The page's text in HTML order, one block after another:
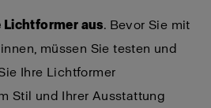
Lichtformer aus. Bevor Sie mit
müssen Sie testen und
Ihre Lichtformer
Stil und Ihrer Ausstattung